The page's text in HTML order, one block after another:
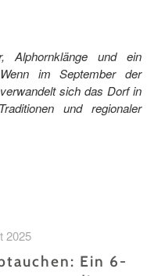
Alphornklänge und ein
im September der
sich das Dorf in
und regionaler
2025
Ein 6-